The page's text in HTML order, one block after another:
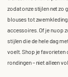
zodat onze stijlen net zo
blouses tot
accessoires. Of je nu op
stijlen die de hele dag
voelt. Shop je
rondingen – niet alleen